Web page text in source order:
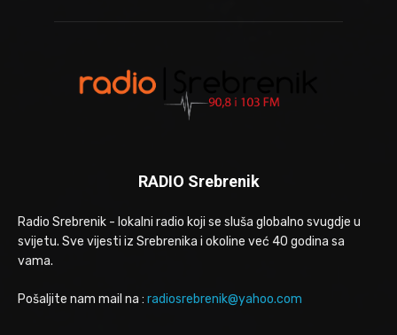
RADIO Srebrenik
Radio Srebrenik - lokalni radio koji se sluša globalno svugdje u
svijetu. Sve vijesti iz Srebrenika i okoline već 40 godina sa
vama.
Pošaljite nam mail na : radiosrebrenik@yahoo.com